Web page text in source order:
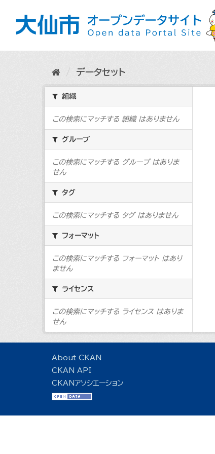
データセット
組織
この検索にマッチする 組織 はありません
グループ
この検索にマッチする グループ はありま
せん
タグ
この検索にマッチする タグ はありません
フォーマット
この検索にマッチする フォーマット はあり
ません
ライセンス
この検索にマッチする ライセンス はありま
せん
About CKAN
CKAN API
CKANアソシエーション